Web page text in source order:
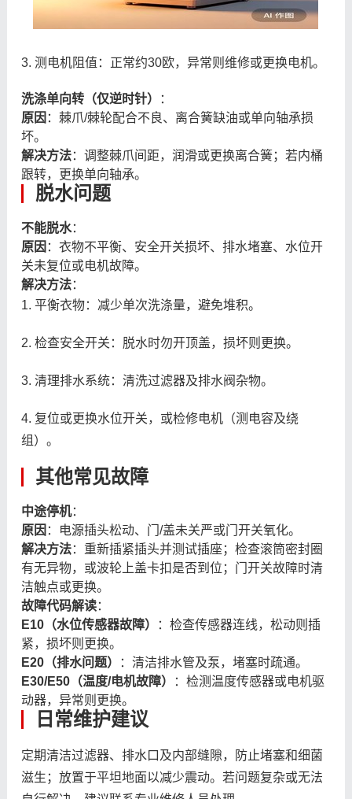
3. 测电机阻值：正常约30欧，异常则维修或更换电机。
洗涤单向转（仅逆时针）
：
原因 ：棘爪/棘轮配合不良、离合簧缺油或单向轴承损
坏。
解决方法：调整棘爪间距，润滑或更换离合簧；若内桶
跟转，更换单向轴承。
脱水问题
不能脱水：
原因 ：衣物不平衡、安全开关损坏、排水堵塞、水位开
关未复位或电机故障。
解决方法：
1. 平衡衣物：减少单次洗涤量，避免堆积。
2. 检查安全开关：脱水时勿开顶盖，损坏则更换。
3. 清理排水系统：清洗过滤器及排水阀杂物。
4. 复位或更换水位开关，或检修电机（测电容及绕
组）。
其他常见故障
中途停机：
原因 ：电源插头松动、门/盖未关严或门开关氧化。
解决方法：重新插紧插头并测试插座；检查滚筒密封圈
有无异物，或波轮上盖卡扣是否到位；门开关故障时清
洁触点或更换。
故障代码解读：
E10（水位传感器故障）
：检查传感器连线，松动则插
紧，损坏则更换。
E20（排水问题）
：清洁排水管及泵，堵塞时疏通。
E30/E50（温度/电机故障）
：检测温度传感器或电机驱
动器，异常则更换。
日常维护建议
定期清洁过滤器、排水口及内部缝隙，防止堵塞和细菌
滋生；放置于平坦地面以减少震动。若问题复杂或无法